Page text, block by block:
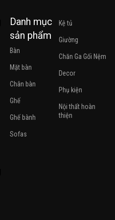
Danh mục
sản phẩm
Bàn
Mặt bàn
Chân bàn
Ghế
Ghế bành
Sofas
Kệ tủ
Giường
Chăn Ga Gối Nệm
Decor
Phụ kiện
Nội thất hoàn
thiện